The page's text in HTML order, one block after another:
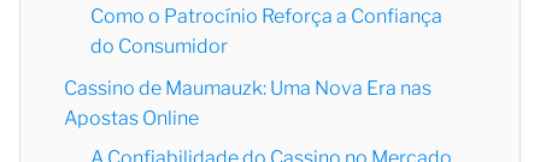
Como o Patrocínio Reforça a Confiança
do Consumidor
Cassino de Maumauzk: Uma Nova Era nas
Apostas Online